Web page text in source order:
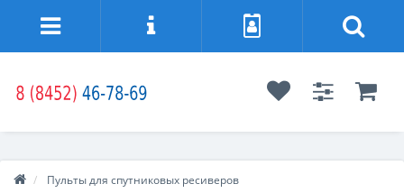
Пульты для спутниковых ресиверов